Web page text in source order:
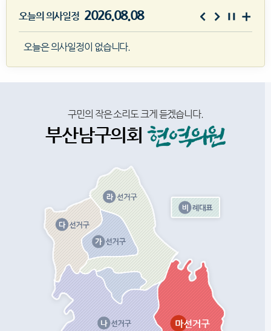
오늘의 의사일정 2026.08.08
오늘은 의사일정이 없습니다.
구민의 작은 소리도 크게 듣겠습니다.
부산남구의회